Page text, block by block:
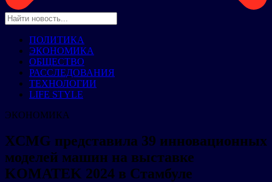
ПОЛИТИКА
ЭКОНОМИКА
ОБЩЕСТВО
РАССЛЕДОВАНИЯ
ТЕХНОЛОГИИ
LIFE STYLE
ЭКОНОМИКА
XCMG представила 39 инновационных
моделей машин на выставке
KOMATEK 2024 в Стамбуле